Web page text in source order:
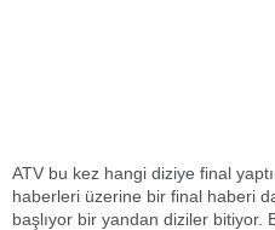
ATV bu kez hangi diziye final
haberleri üzerine bir final haberi
başlıyor bir yandan diziler bitiyor.